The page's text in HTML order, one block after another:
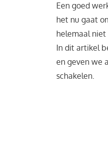
Een goed
het nu gaat
helemaal niet
In dit artikel
en geven we
schakelen.